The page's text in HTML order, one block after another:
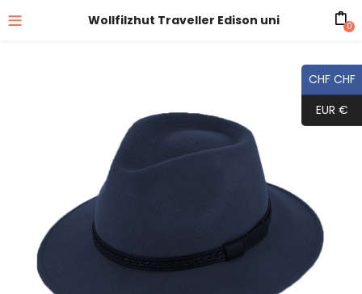
Wollfilzhut Traveller Edison uni 0
CHF CHF
EUR €